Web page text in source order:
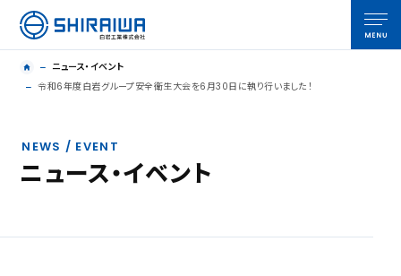
ニュース・イベント
令和6年度白岩グループ安全衛生大会を6月30日に執り行いました！
NEWS / EVENT
ニュース・イベント